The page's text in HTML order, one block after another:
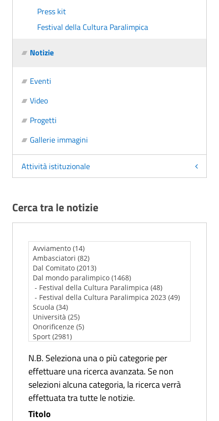
Press kit
Festival della Cultura Paralimpica
Notizie
Eventi
Video
Progetti
Gallerie immagini
Attività istituzionale
Cerca tra le notizie
N.B. Seleziona una o più categorie per
effettuare una ricerca avanzata. Se non
selezioni alcuna categoria, la ricerca verrà
effettuata tra tutte le notizie.
Titolo